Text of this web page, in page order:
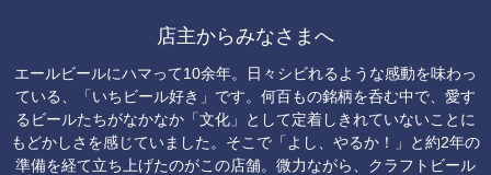
店主からみなさまへ
エールビールにハマって10余年。日々シビれるような感動を味わっ
ている、「いちビール好き」です。何百もの銘柄を呑む中で、愛す
るビールたちがなかなか「文化」として定着しきれていないことに
もどかしさを感じていました。そこで「よし、やるか！」と約2年の
準備を経て立ち上げたのがこの店舗。微力ながら、クラフトビール